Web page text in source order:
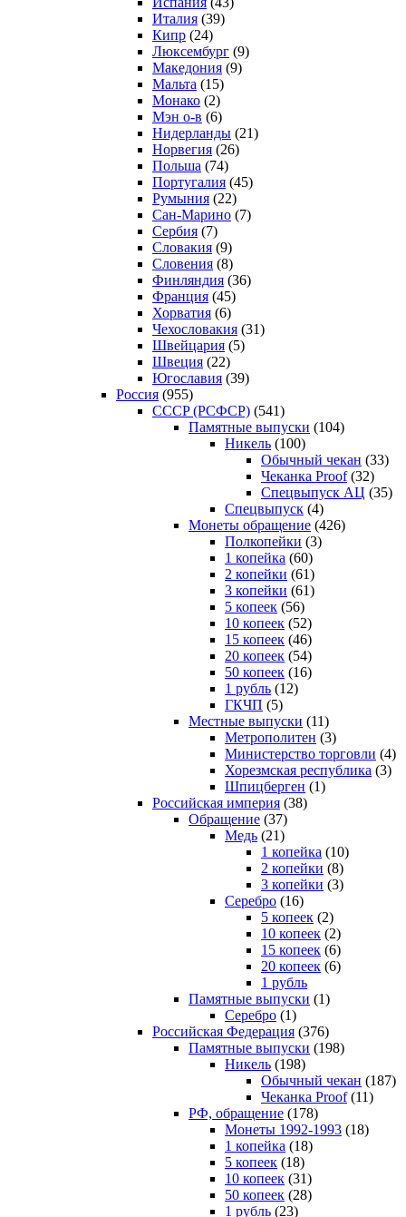
Италия (39)
Кипр (24)
Люксембург (9)
Македония (9)
Мальта (15)
Монако (2)
Мэн о-в (6)
Нидерланды (21)
Норвегия (26)
Польша (74)
Португалия (45)
Румыния (22)
Сан-Марино (7)
Сербия (7)
Словакия (9)
Словения (8)
Финляндия (36)
Франция (45)
Хорватия (6)
Чехословакия (31)
Швейцария (5)
Швеция (22)
Югославия (39)
Россия (955)
CCCP (РСФСР) (541)
Памятные выпуски (104)
Никель (100)
Обычный чекан (33)
Чеканка Proof(32)
Спецвыпуск АЦ (35)
Спецвыпуск (4)
Монеты обращение (426)
Полкопейки (3)
1 копейка (60)
2 копейки (61)
3 копейки (61)
5 копеек (56)
10 копеек (52)
15 копеек (46)
20 копеек (54)
50 копеек (16)
1 рубль (12)
ГКЧП (5)
Местные выпуски (11)
Метрополитен (3)
Министерство торговли (4)
Хорезмская республика (3)
Шпицберген (1)
Российская империя (38)
Обращение (37)
Медь (21)
1 копейка (10)
2 копейки (8)
3 копейки (3)
Серебро (16)
5 копеек (2)
10 копеек (2)
15 копеек (6)
20 копеек (6)
1 рубль
Памятные выпуски (1)
Серебро (1)
Российская Федерация (376)
Памятные выпуски (198)
Никель (198)
Обычный чекан (187)
Чеканка Proof(11)
РФ, обращение (178)
Монеты 1992-1993 (18)
1 копейка (18)
5 копеек (18)
10 копеек (31)
50 копеек (28)
1 рубль (23)